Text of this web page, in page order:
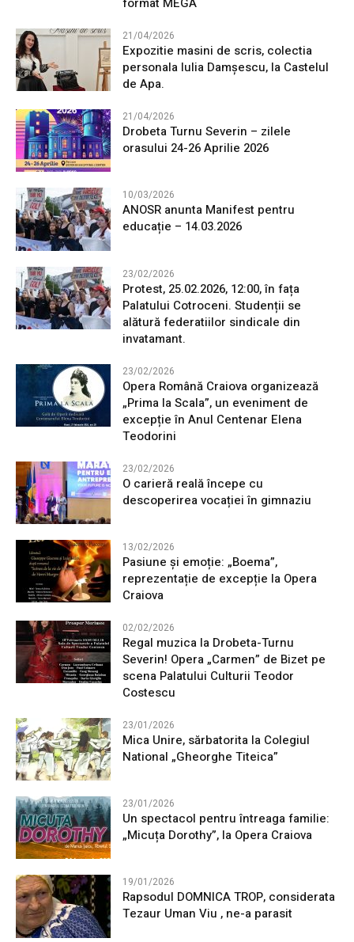
21/04/2026
Expozitie masini de scris, colectia
personala Iulia Damșescu, la Castelul
de Apa.
21/04/2026
Drobeta Turnu Severin – zilele
orasului 24-26 Aprilie 2026
10/03/2026
ANOSR anunta Manifest pentru
educație – 14.03.2026
23/02/2026
Protest, 25.02.2026, 12:00, în fața
Palatului Cotroceni. Studenții se
alătură federatiilor sindicale din
invatamant.
23/02/2026
Opera Română Craiova organizează
„Prima la Scala”, un eveniment de
excepție în Anul Centenar Elena
Teodorini
23/02/2026
O carieră reală începe cu
descoperirea vocației în gimnaziu
13/02/2026
Pasiune și emoție: „Boema”,
reprezentație de excepție la Opera
Craiova
02/02/2026
Regal muzica la Drobeta-Turnu
Severin! Opera „Carmen” de Bizet pe
scena Palatului Culturii Teodor
Costescu
23/01/2026
Mica Unire, sărbatorita la Colegiul
National „Gheorghe Titeica”
23/01/2026
Un spectacol pentru întreaga familie:
„Micuța Dorothy”, la Opera Craiova
19/01/2026
Rapsodul DOMNICA TROP, considerata
Tezaur Uman Viu , ne-a parasit